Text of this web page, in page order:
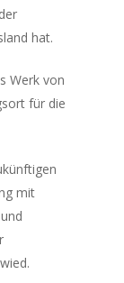
hat.
Werk von
für die
mit